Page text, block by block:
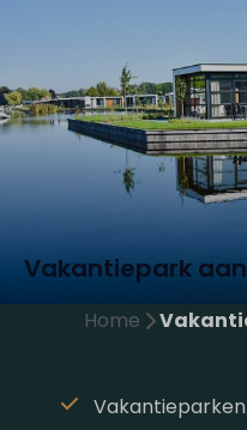
Vakantiepark
Home